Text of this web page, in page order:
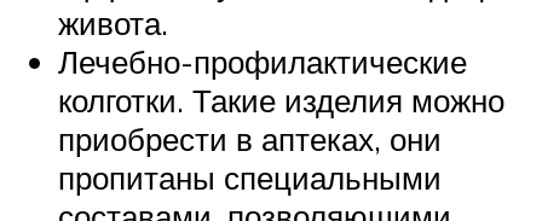
живота.
Лечебно-профилактические
колготки. Такие изделия можно
приобрести в аптеках, они
пропитаны специальными